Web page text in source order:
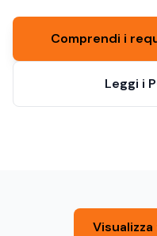
Comprendi i
Leggi i